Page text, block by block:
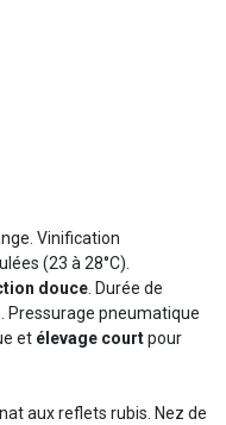
Vinification
(23 à 28°C).
douce. Durée de
Pressurage pneumatique
et élevage courtpour
aux reflets rubis. Nez de